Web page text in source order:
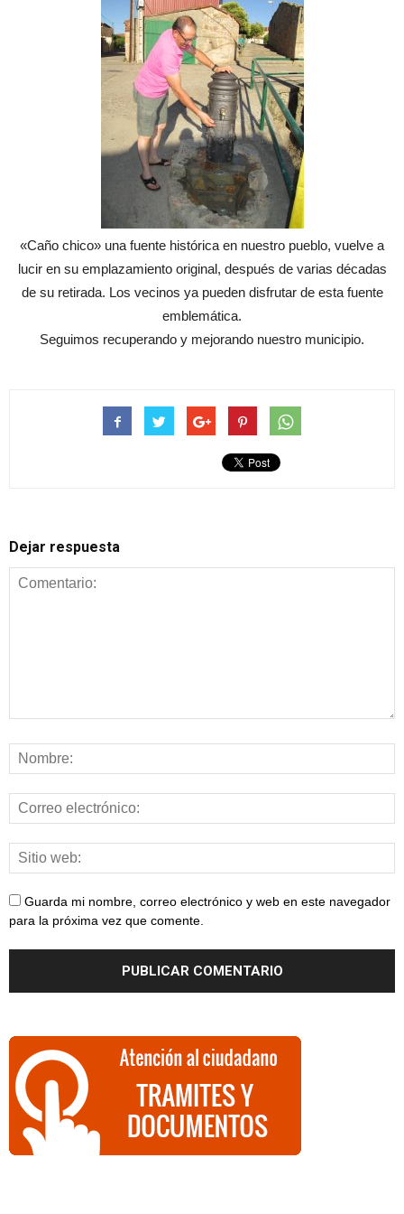
«Caño chico» una fuente histórica en nuestro pueblo, vuelve a
lucir en su emplazamiento original, después de varias décadas
de su retirada. Los vecinos ya pueden disfrutar de esta fuente
emblemática.
Seguimos recuperando y mejorando nuestro municipio.
Dejar respuesta
Guarda mi nombre, correo electrónico y web en este navegador
para la próxima vez que comente.